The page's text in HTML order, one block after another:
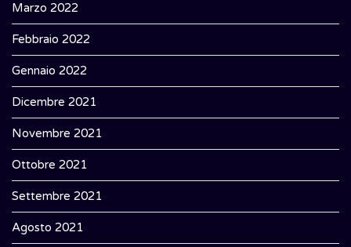
Marzo 2022
Febbraio 2022
Gennaio 2022
Dicembre 2021
Novembre 2021
Ottobre 2021
Settembre 2021
Agosto 2021